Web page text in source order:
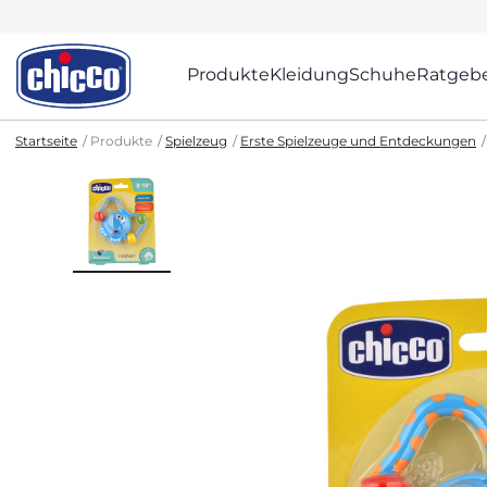
ProdukteKleidungSchuhe
Startseite Produkte Spielzeug Erste Spielzeuge und Entdeckungen